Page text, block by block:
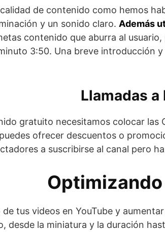
de contenido como hemos
y un sonido claro. Además
contenido que aburra al
3:50. Una breve introducción
Llamadas a
gratuito necesitamos colocar las
ofrecer descuentos o
a suscribirse al canal pero
tus videos en YouTube y
desde la miniatura y la duración